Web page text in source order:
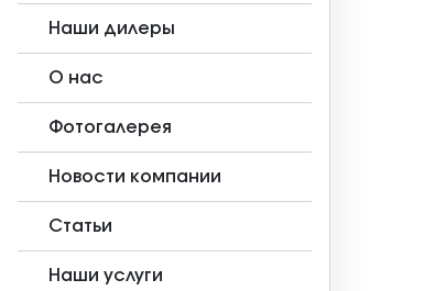
Наши дилеры
О нас
Фотогалерея
Новости компании
Статьи
Наши услуги